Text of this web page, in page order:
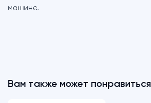
машине.
Вам также может понравиться